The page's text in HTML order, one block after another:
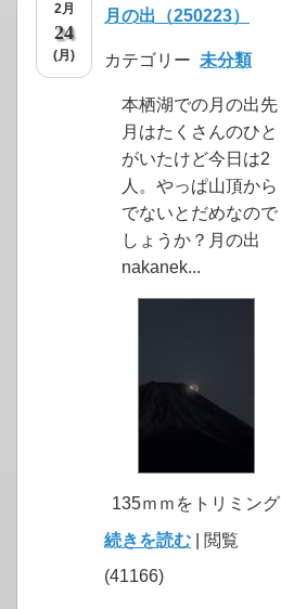
2月
24
(月)
月の出（250223）
カテゴリー 未分類
本栖湖での月の出先
月はたくさんのひと
がいたけど今日は2
人。やっぱ山頂から
でないとだめなので
しょうか？月の出
nakanek...
135ｍｍをトリミング
続きを読む | 閲覧
(41166)